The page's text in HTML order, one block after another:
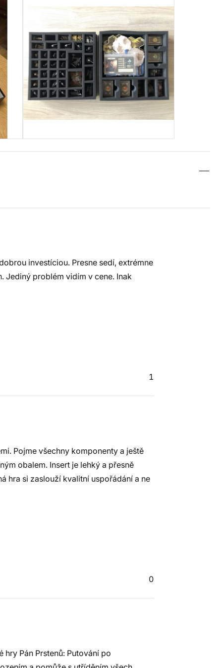
investíciou. Presne sedí, extrémne
Jediný problém vidím v cene. Inak
1
Pojme všechny komponenty a ještě
obalem. Insert je lehký a přesně
hra si zaslouží kvalitní uspořádání a ne
0
Pán Prstenů: Putování po